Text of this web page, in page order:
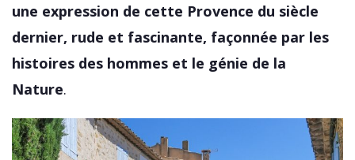
une expression de cette Provence du siècle
dernier, rude et fascinante, façonnée par les
histoires des hommes et le génie de la
Nature.